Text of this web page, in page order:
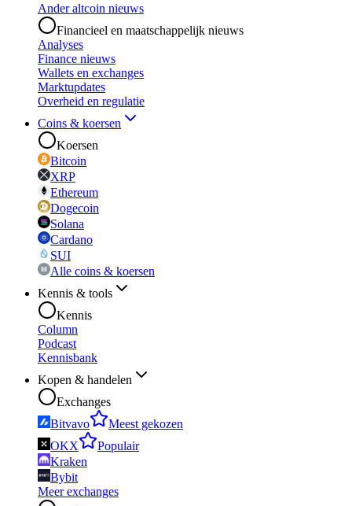
Ander altcoin nieuws
Financieel en maatschappelijk nieuws
Analyses
Finance nieuws
Wallets en exchanges
Marktupdates
Overheid en regulatie
Coins & koersen
Koersen
Bitcoin
XRP
Ethereum
Dogecoin
Solana
Cardano
SUI
Alle coins & koersen
Kennis & tools
Kennis
Column
Podcast
Kennisbank
Kopen & handelen
Exchanges
Bitvavo
Meest gekozen
OKX
Populair
Kraken
Bybit
Meer exchanges